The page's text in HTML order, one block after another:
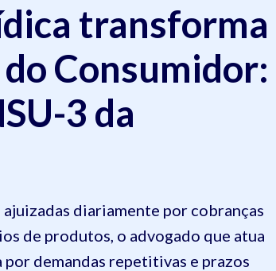
transforma
Consumidor:
3 da
diariamente por cobranças
de produtos, o advogado que atua
demandas repetitivas e prazos